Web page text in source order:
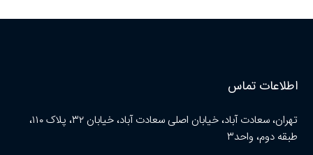
اطلاعات تماس
تهران، سعادت آباد، خیابان اصلی سعادت آباد، خیابان ۳۲، پلاک ۱۱۰،
طبقه دوم، واحد۳